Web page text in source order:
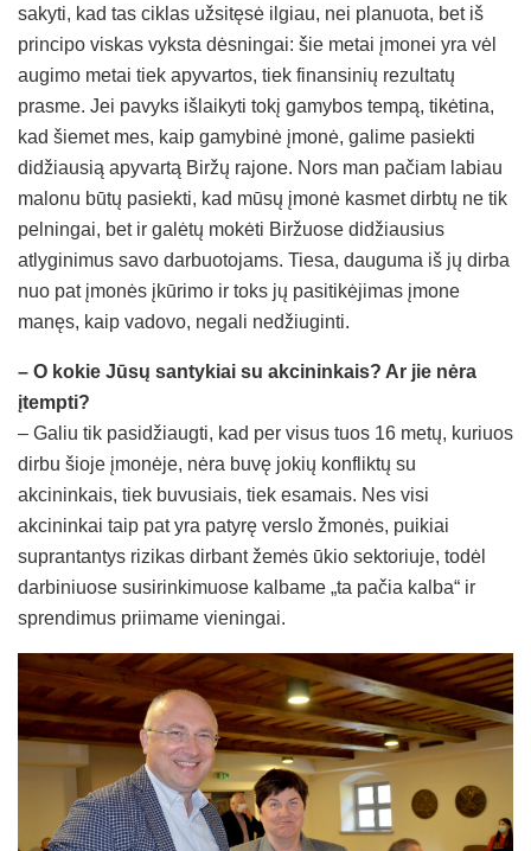
sakyti, kad tas ciklas užsitęsė ilgiau, nei planuota, bet iš
principo viskas vyksta dėsningai: šie metai įmonei yra vėl
augimo metai tiek apyvartos, tiek finansinių rezultatų
prasme. Jei pavyks išlaikyti tokį gamybos tempą, tikėtina,
kad šiemet mes, kaip gamybinė įmonė, galime pasiekti
didžiausią apyvartą Biržų rajone. Nors man pačiam labiau
malonu būtų pasiekti, kad mūsų įmonė kasmet dirbtų ne tik
pelningai, bet ir galėtų mokėti Biržuose didžiausius
atlyginimus savo darbuotojams. Tiesa, dauguma iš jų dirba
nuo pat įmonės įkūrimo ir toks jų pasitikėjimas įmone
manęs, kaip vadovo, negali nedžiuginti.
– O kokie Jūsų santykiai su akcininkais? Ar jie nėra
įtempti?
– Galiu tik pasidžiaugti, kad per visus tuos 16 metų, kuriuos
dirbu šioje įmonėje, nėra buvę jokių konfliktų su
akcininkais, tiek buvusiais, tiek esamais. Nes visi
akcininkai taip pat yra patyrę verslo žmonės, puikiai
suprantantys rizikas dirbant žemės ūkio sektoriuje, todėl
darbiniuose susirinkimuose kalbame „ta pačia kalba“ ir
sprendimus priimame vieningai.